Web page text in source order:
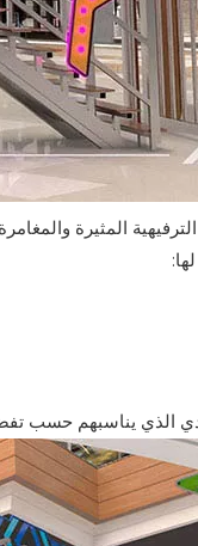
المثيرة
الذي يناسبهم حسب